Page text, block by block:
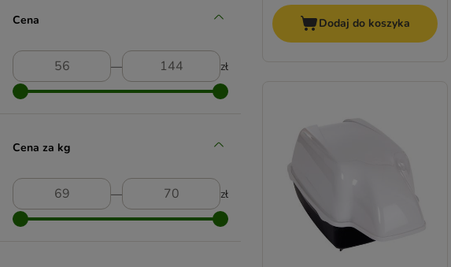
Cena
― zł
Cena za kg
― zł
Dodaj do koszyka